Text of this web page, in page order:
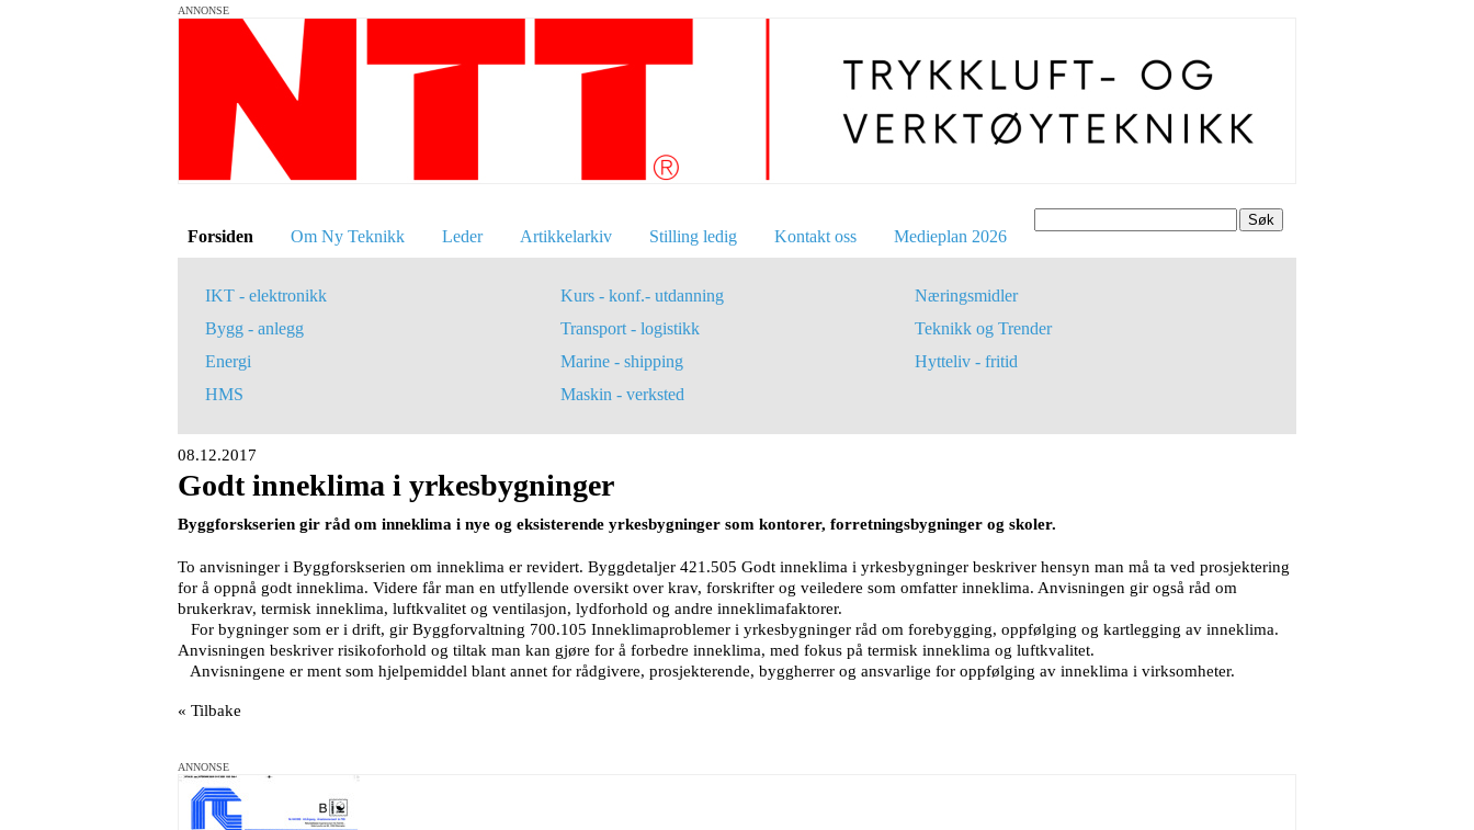
ANNONSE
Søk
Forsiden Om Ny Teknikk Leder Artikkelarkiv Stilling ledig Kontakt oss Medieplan 2026
IKT - elektronikk
Bygg - anlegg
Energi
HMS
Kurs - konf.- utdanning
Transport - logistikk
Marine - shipping
Maskin - verksted
Næringsmidler
Teknikk og Trender
Hytteliv - fritid
08.12.2017
Godt inneklima i yrkesbygninger
Byggforskserien gir råd om inneklima i nye og eksisterende yrkesbygninger som kontorer, forretningsbygninger og skoler.
To anvisninger i Byggforskserien om inneklima er revidert. Byggdetaljer 421.505 Godt inneklima i yrkesbygninger beskriver hensyn man må ta ved prosjektering
for å oppnå godt inneklima. Videre får man en utfyllende oversikt over krav, forskrifter og veiledere som omfatter inneklima. Anvisningen gir også råd om
brukerkrav, termisk inneklima, luftkvalitet og ventilasjon, lydforhold og andre inneklimafaktorer.
For bygninger som er i drift, gir Byggforvaltning 700.105 Inneklimaproblemer i yrkesbygninger råd om forebygging, oppfølging og kartlegging av inneklima.
Anvisningen beskriver risikoforhold og tiltak man kan gjøre for å forbedre inneklima, med fokus på termisk inneklima og luftkvalitet.
Anvisningene er ment som hjelpemiddel blant annet for rådgivere, prosjekterende, byggherrer og ansvarlige for oppfølging av inneklima i virksomheter.
« Tilbake
ANNONSE